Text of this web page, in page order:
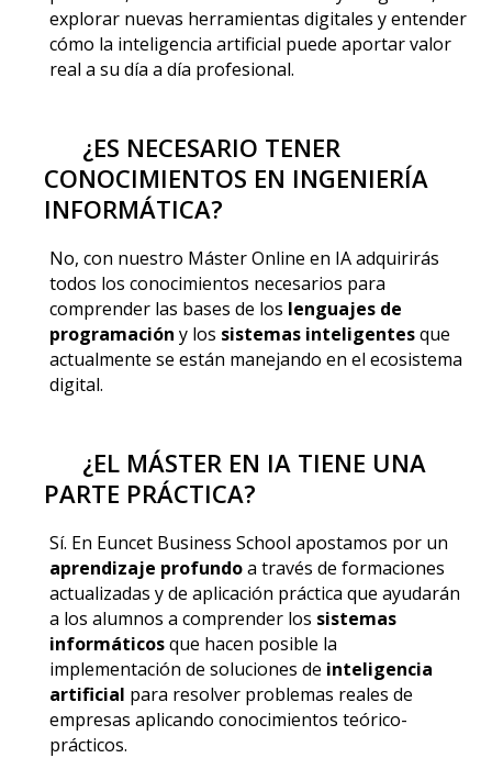
explorar nuevas herramientas digitales y entender
cómo la inteligencia artificial puede aportar valor
real a su día a día profesional.
¿ES NECESARIO TENER
CONOCIMIENTOS EN INGENIERÍA
INFORMÁTICA?
No, con nuestro Máster Online en IA adquirirás
todos los conocimientos necesarios para
comprender las bases de los lenguajes de
programación y los sistemas inteligentesque
actualmente se están manejando en el ecosistema
digital.
¿EL MÁSTER EN IA TIENE UNA
PARTE PRÁCTICA?
Sí. En Euncet Business School apostamos por un
aprendizaje profundoa través de formaciones
actualizadas y de aplicación práctica que ayudarán
a los alumnos a comprender los sistemas
informáticosque hacen posible la
implementación de soluciones de inteligencia
artificial para resolver problemas reales de
empresas aplicando conocimientos teórico-
prácticos.